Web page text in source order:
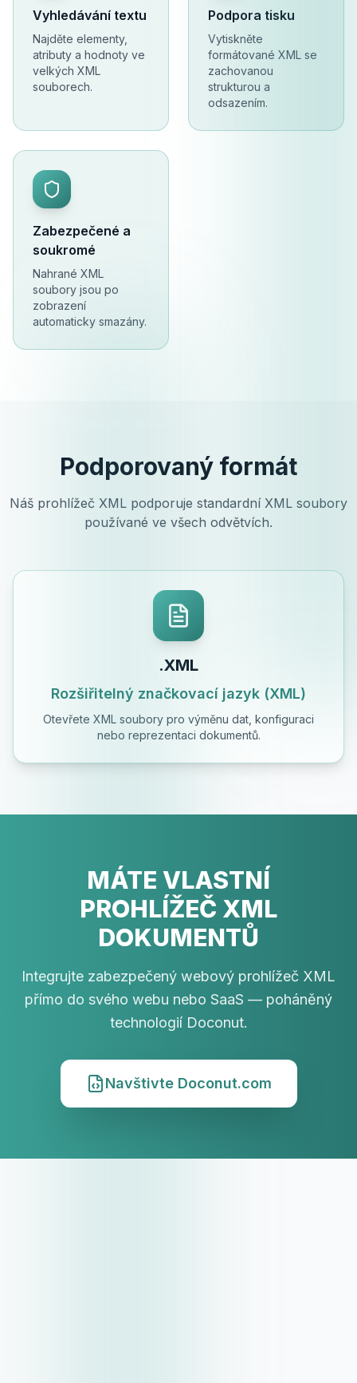
Vyhledávání textu
Najděte elementy,
atributy a hodnoty ve
velkých XML
souborech.
Podpora tisku
Vytiskněte
formátované XML se
zachovanou
strukturou a
odsazením.
Zabezpečené a
soukromé
Nahrané XML
soubory jsou po
zobrazení
automaticky smazány.
Podporovaný formát
Náš prohlížeč XML podporuje standardní XML soubory
používané ve všech odvětvích.
.XML
Rozšiřitelný značkovací jazyk (XML)
Otevřete XML soubory pro výměnu dat, konfiguraci
nebo reprezentaci dokumentů.
MÁTE VLASTNÍ
PROHLÍŽEČ XML
DOKUMENTŮ
Integrujte zabezpečený webový prohlížeč XML
přímo do svého webu nebo SaaS — poháněný
technologií Doconut.
Navštivte Doconut.com